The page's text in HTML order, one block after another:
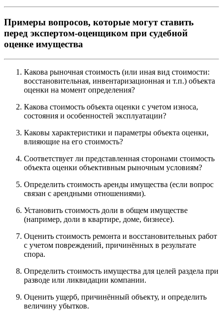
Примеры вопросов, которые могут ставить
перед экспертом-оценщиком при судебной
оценке имущества
Какова рыночная стоимость (или иная вид стоимости:
восстановительная, инвентаризационная и т.п.) объекта
оценки на момент определения?
Какова стоимость объекта оценки с учетом износа,
состояния и особенностей эксплуатации?
Каковы характеристики и параметры объекта оценки,
влияющие на его стоимость?
Соответствует ли представленная сторонами стоимость
объекта оценки объективным рыночным условиям?
Определить стоимость аренды имущества (если вопрос
связан с арендными отношениями).
Установить стоимость доли в общем имуществе
(например, доли в квартире, доме, бизнесе).
Оценить стоимость ремонта и восстановительных работ
с учетом повреждений, причинённых в результате
спора.
Определить стоимость имущества для целей раздела при
разводе или ликвидации компании.
Оценить ущерб, причинённый объекту, и определить
величину убытков.